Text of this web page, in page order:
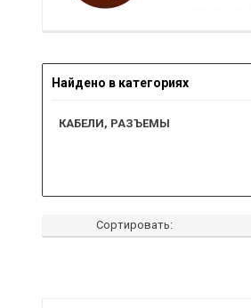
Найдено в категориях
КАБЕЛИ, РАЗЪЕМЫ
Сортировать: